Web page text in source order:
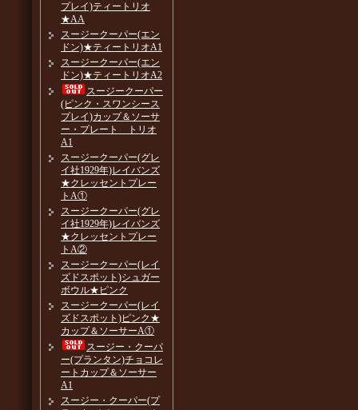
プレイ)ティートリオ
★AA
スージークーパー(エン
ドン)★ティートリオA1
スージークーパー(エン
ドン)★ティートリオA2
スージークーパー
(ピンク・スワンシース
プレイ)カップ＆ソーサ
ー・プレート トリオ
A1
スージークーパー(グレ
イ社1929年)レイバンズ
★クレッセントプレー
トA①
スージークーパー(グレ
イ社1929年)レイバンズ
★クレッセントプレー
トA②
スージークーパー(レイ
ズドスポット)シュガー
ボウル★ピンク
スージークーパー(レイ
ズドスポット)ピンク★
カップ＆ソーサーA①
スージー・クーパ
ー(プランタン)チョコレ
ートカップ＆ソーサー
A1
スージー・クーパー(プ